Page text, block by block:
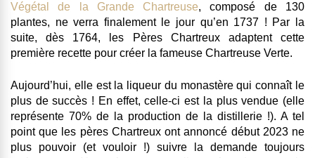
Végétal de la Grande Chartreuse, composé de 130
plantes, ne verra finalement le jour qu’en 1737 ! Par la
suite, dès 1764, les Pères Chartreux adaptent cette
première recette pour créer la fameuse Chartreuse Verte.
Aujourd’hui, elle est la liqueur du monastère qui connaît le
plus de succès ! En effet, celle-ci est la plus vendue (elle
représente 70% de la production de la distillerie !). A tel
point que les pères Chartreux ont annoncé début 2023 ne
plus pouvoir (et vouloir !) suivre la demande toujours